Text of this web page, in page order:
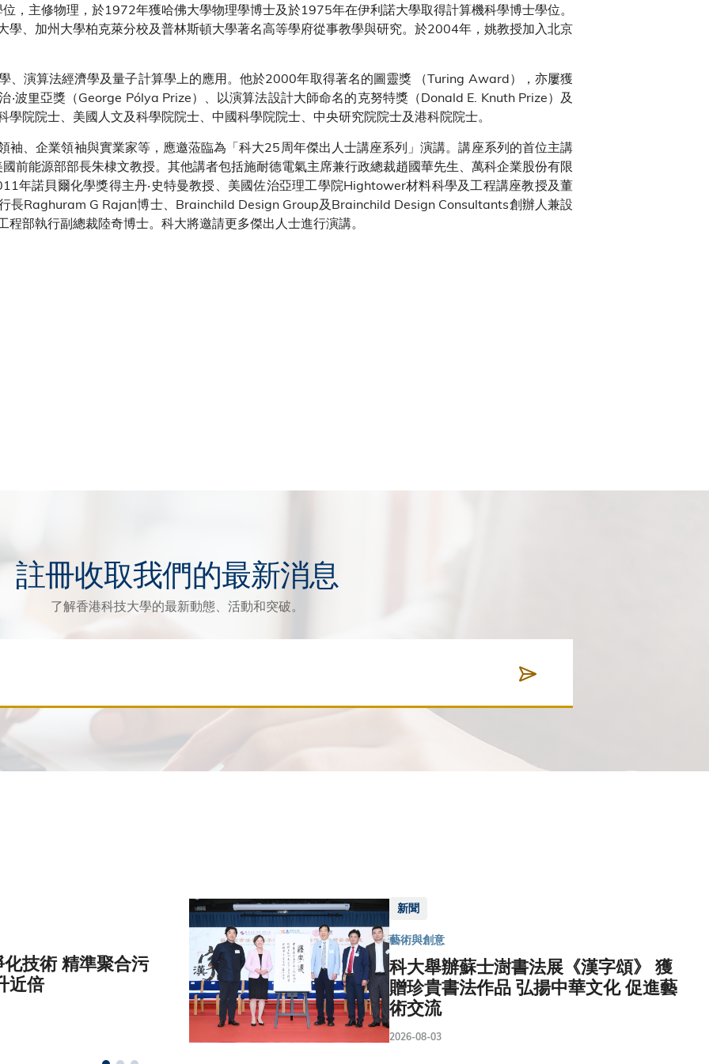
，主修物理，於1972年獲哈佛大學物理學博士及於1975年在伊利諾大學取得計算機科學博士學位。
學、加州大學柏克萊分校及普林斯頓大學著名高等學府從事教學與研究。於2004年，姚教授加入北京
、演算法經濟學及量子計算學上的應用。他於2000年取得著名的圖靈獎 （Turing Award），亦屢獲
‧波里亞獎（George Pólya Prize）、以演算法設計大師命名的克努特獎（Donald E. Knuth Prize）及
院院士、美國人文及科學院院士、中國科學院院士、中央研究院院士及港科院院士。
袖、企業領袖與實業家等，應邀蒞臨為「科大25周年傑出人士講座系列」演講。講座系列的首位主講
前能源部部長朱棣文教授。其他講者包括施耐德電氣主席兼行政總裁趙國華先生、萬科企業股份有限
年諾貝爾化學獎得主丹‧史特曼教授、美國佐治亞理工學院Hightower材料科學及工程講座教授及董
長Raghuram G Rajan博士、Brainchild Design Group及Brainchild Design Consultants創辦人兼設
部執行副總裁陸奇博士。科大將邀請更多傑出人士進行演講。
註冊收取我們的最新消息
了解香港科技大學的最新動態、活動和突破。
技術 精準聚合污
近倍
新聞
藝術與創意
科大舉辦蘇士澍書法展《漢字頌》 獲
贈珍貴書法作品 弘揚中華文化 促進藝
術交流
2026-08-03